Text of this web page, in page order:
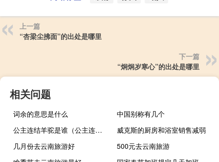
上一篇
“杏梁尘拂面”的出处是哪里
下一篇
“炯炯岁寒心”的出处是哪里
相关问题
词余的意思是什么
中国别称有几个
公主连结羊驼是谁（公主连结莉玛角色介绍 快吧手游）
威克斯的厨房和浴室销售减弱
几月份去云南旅游好
500元去云南旅游